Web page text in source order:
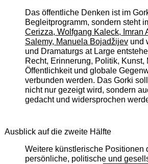
Das öffentliche Denken ist im
Begleitprogramm, sondern steht
Cerizza, Wolfgang Kaleck, Imran
Salemy, Manuela Bojadžijevund
und Dramaturgs at Large
Recht, Erinnerung, Politik, Kunst,
Öffentlichkeit und globale
verbunden werden. Das Gorki
nicht nur gezeigt wird, sondern
gedacht und widersprochen
Ausblick auf die zweite Hälfte
Weitere künstlerische Positionen
persönliche, politische und